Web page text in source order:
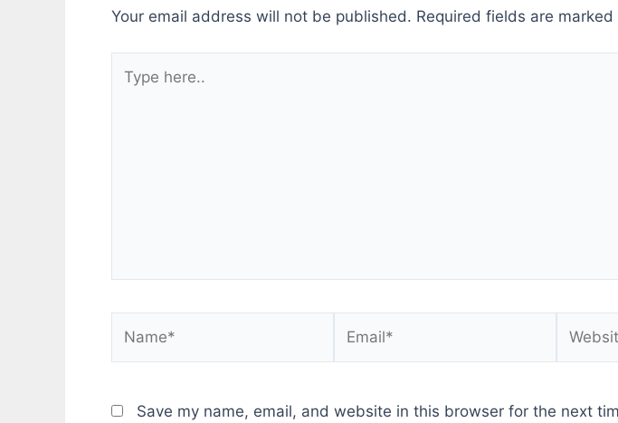
能控制，所以driver應該都是用同一
個；而且這選項是每個profile可以獨
只是「如果SetPoint裏面速度改了、
持滑鼠正常的速度，不作加速也不作
快1~5級。 數值在4~0時，滑鼠速度
減漫1~5級。 若「使用作業系統固有
應的位置(同樣是11格，不過不會顯示
Your email address will not be published. Required fields are marked
here..
Save my name, email, and website in this browser for the next